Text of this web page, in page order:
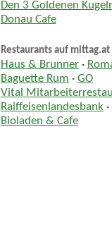
Den 3 Goldenen
Donau Cafe
Restaurants auf
Haus & Brunner·
Baguette Rum · GO
Vital
Raiffeisenlandesbank·
Bioladen & Cafe